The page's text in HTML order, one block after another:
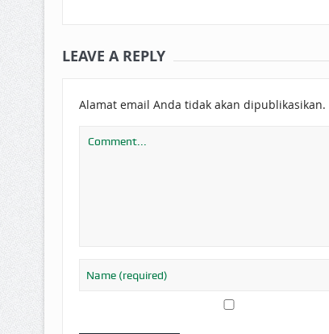
LEAVE A REPLY
Alamat email Anda tidak akan dipublikasikan.